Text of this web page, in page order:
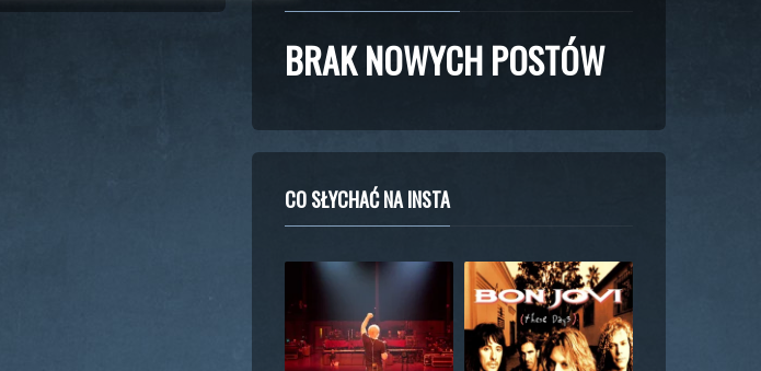
BRAK NOWYCH POSTÓW
CO SŁYCHAĆ NA INSTA